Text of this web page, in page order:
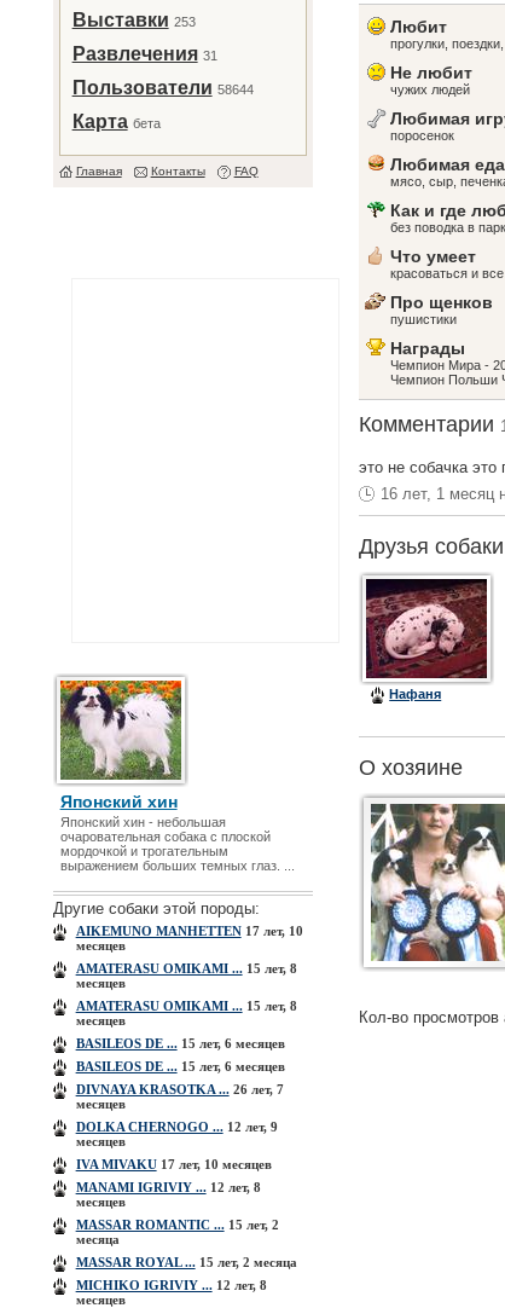
Выставки 253
Развлечения 31
Пользователи 58644
Карта бета
Главная Контакты FAQ
Японский хин
Японский хин - небольшая
очаровательная собака с плоской
мордочкой и трогательным
выражением больших темных глаз. ...
Другие собаки этой породы:
AIKEMUNO MANHETTEN17 лет, 10
месяцев
AMATERASU OMIKAMI ...15 лет, 8
месяцев
AMATERASU OMIKAMI ...15 лет, 8
месяцев
BASILEOS DE ...15 лет, 6 месяцев
BASILEOS DE ...15 лет, 6 месяцев
DIVNAYA KRASOTKA ...26 лет, 7
месяцев
DOLKA CHERNOGO ...12 лет, 9
месяцев
IVA MIVAKU17 лет, 10 месяцев
MANAMI IGRIVIY ...12 лет, 8
месяцев
MASSAR ROMANTIC ...15 лет, 2
месяца
MASSAR ROYAL ...15 лет, 2 месяца
MICHIKO IGRIVIY ...12 лет, 8
месяцев
Любит
прогулки,
Не любит
чужих людей
Любимая
поросенок
Любимая еда
мясо, сыр,
Как и где
без поводка в
Что умеет
красоваться и
Про щенков
пушистики
Награды
Чемпион Мира -
Чемпион Польши
Комментарии 1
это не собачка это
16 лет, 1 месяц
Друзья собаки
Нафаня
О хозяине
Кол-во просмотров